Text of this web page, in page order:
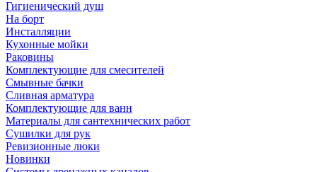
Гигиенический душ
На борт
Инсталляции
Кухонные мойки
Раковины
Комплектующие для смесителей
Смывные бачки
Сливная арматура
Комплектующие для ванн
Материалы для сантехнических работ
Сушилки для рук
Ревизионные люки
Новинки